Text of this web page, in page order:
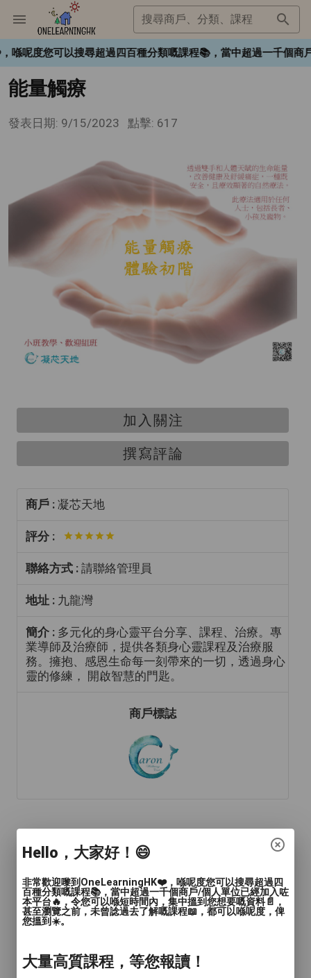
搜尋商戶、分類、課程
度您可以搜尋超過四百種分類嘅課程📚，當中超過一千個商
能量觸療
發表日期: 9/15/2023 點擊: 617
加入關注
撰寫評論
商戶 : 凝芯天地
評分 :
聯絡方式 : 請聯絡管理員
地址 : 九龍灣
簡介 : 多元化的身心靈平台分享、課程、治療。專
業導師及治療師，提供各類身心靈課程及治療服
務。擁抱、感恩生命每一刻帶來的一切，透過身心
靈的修練， 開啟智慧的門匙。
商戶標誌
: 青年(15-24歲), 成人(24-65歲), 長者(65
歲或以上)
語言: 廣東話
人數: 2至4人, 多於4人
時間: 個別查詢
Hello，大家好！😄
非常歡迎嚟到OneLearningHK❤️，喺呢度您可以搜尋超過四
百種分類嘅課程📚，當中超過一千個商戶/個人單位已經加入咗
本平台🔥，令您可以喺短時間內，集中搵到您想要嘅資料📄，
甚至瀏覽之前，未曾諗過去了解嘅課程📖，都可以喺呢度，俾
您搵到☀️。
大量高質課程，等您報讀！